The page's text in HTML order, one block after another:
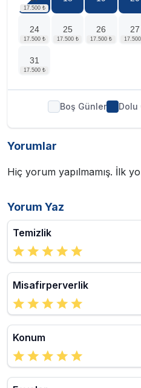
24 25 26 27
31
Boş Günler Dolu
Yorumlar
Hiç yorum yapılmamış. İlk
Yorum Yaz
Temizlik
Misafirperverlik
Konum